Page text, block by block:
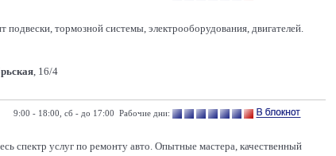
тормозной системы, электрооборудования, двигателей.
, 16/4
9:00 - 18:00, сб - до 17:00 Рабочие дни:
спектр услуг по ремонту авто. Опытные мастера, качественный